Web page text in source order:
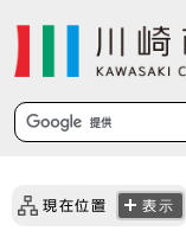
現在位置 表示